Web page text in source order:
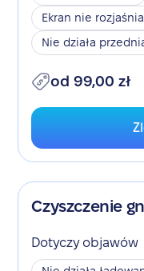
Ekran nie
Nie działa
od 99,00 zł
Czyszczenie
Dotyczy objawów